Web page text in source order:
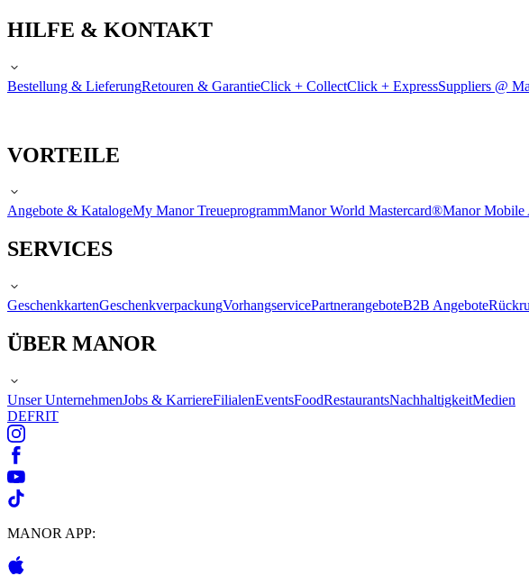
HILFE & KONTAKT
Bestellung & LieferungRetouren & GarantieClick + CollectClick + ExpressSuppliers @
VORTEILE
Angebote & KatalogeMy Manor TreueprogrammManor World Mastercard®Manor Mobile
SERVICES
GeschenkkartenGeschenkverpackungVorhangservicePartnerangeboteB2B Angebote
ÜBER MANOR
Unser UnternehmenJobs & KarriereFilialenEventsFoodRestaurantsNachhaltigkeitMedien
DEFRIT
MANOR APP: